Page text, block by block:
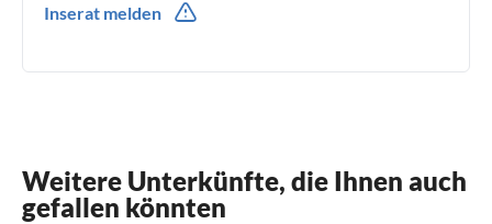
Inserat melden
Weitere Unterkünfte, die Ihnen auch
gefallen könnten